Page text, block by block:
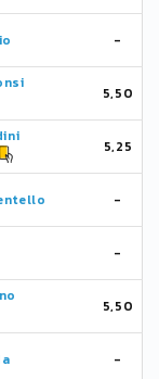
-
5,50
5,25
-
-
5,50
-